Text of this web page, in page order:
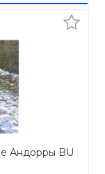
Андорры BU